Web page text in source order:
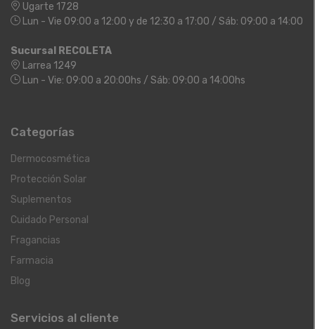
Ugarte 1728
Lun - Vie 09:00 a 12:00 y de 12:30 a 17:00 / Sáb: 09:00 a 14:00
Sucursal RECOLETA
Larrea 1249
Lun - Vie: 09:00 a 20:00hs / Sáb: 09:00 a 14:00hs
Categorías
Dermocosmética
Protección Solar
Suplementos
Cuidado Personal
Fragancias
Farmacia
Blog
Servicios al cliente